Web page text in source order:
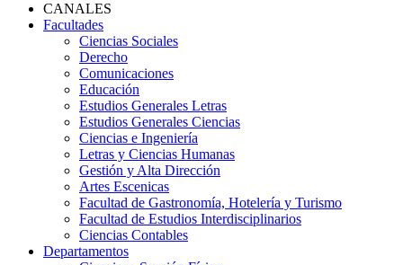
CANALES
Facultades
Ciencias Sociales
Derecho
Comunicaciones
Educación
Estudios Generales Letras
Estudios Generales Ciencias
Ciencias e Ingeniería
Letras y Ciencias Humanas
Gestión y Alta Dirección
Artes Escenicas
Facultad de Gastronomía, Hotelería y Turismo
Facultad de Estudios Interdisciplinarios
Ciencias Contables
Departamentos